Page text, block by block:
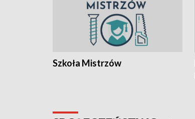
Szkoła Mistrzów